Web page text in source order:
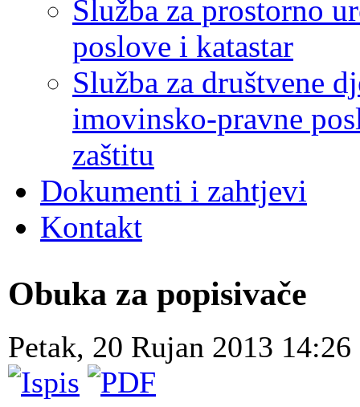
Služba za prostorno
poslove i katastar
Služba za društvene
imovinsko-pravne
zaštitu
Dokumenti i zahtjevi
Kontakt
Obuka za popisivače
Petak, 20 Rujan 2013 14:26